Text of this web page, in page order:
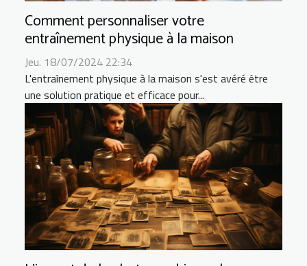
Comment personnaliser votre
entraînement physique à la maison
Jeu. 18/07/2024 22:34
L'entraînement physique à la maison s'est avéré être
une solution pratique et efficace pour...